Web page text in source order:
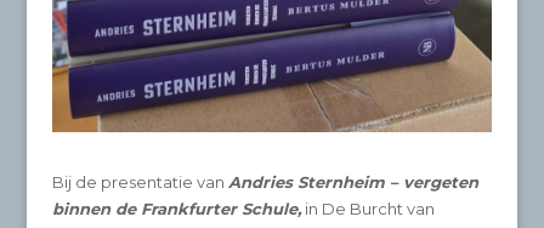
Bij de presentatie van Andries Sternheim – vergeten
binnen de Frankfurter Schule,in De Burcht van